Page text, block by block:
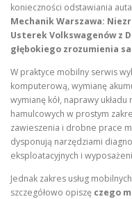
konieczności odstawiania
Mechanik Warszawa:
Usterek Volkswagenów z
głębokiego zrozumienia
W praktyce mobilny serwis
komputerową, wymianę
wymianę kół, naprawy
hamulcowych w prostym
zawieszenia i drobne prace
dysponują narzędziami
eksploatacyjnych i
Jednak zakres usług
szczegółowo opiszę czego